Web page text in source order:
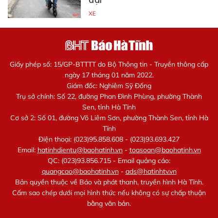
XE
Giấy phép số: 15/GP-BTTTT do Bộ Thông tin - Truyền thông cấp
ngày 17 tháng 01 năm 2022.
Giám đốc: Nghiêm Sỹ Đống
Trụ sở chính: Số 22, đường Phan Đình Phùng, phường Thành
Sen, tỉnh Hà Tĩnh
Cơ sở 2: Số 01, đường Võ Liêm Sơn, phường Thành Sen, tỉnh Hà
Tĩnh
Điện thoại: (023)95.858.608 - (023)93.693.427
Email: hatinhdientu@baohatinh.vn- toasoan@baohatinh.vn
QC: (023)93.856.715 - Email quảng cáo:
quangcao@baohatinh.vn- ads@hatinhtv.vn
Bản quyền thuộc về Báo và phát thanh, truyền hình Hà Tĩnh.
Cấm sao chép dưới mọi hình thức nếu không có sự chấp thuận
bằng văn bản.